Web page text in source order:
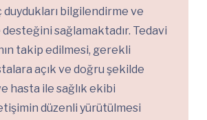
duydukları bilgilendirme ve
sağlamaktadır. Tedavi
takip edilmesi, gerekli
açık ve doğru şekilde
hasta ile sağlık ekibi
düzenli yürütülmesi